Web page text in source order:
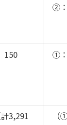
②
150 ①
計3,291